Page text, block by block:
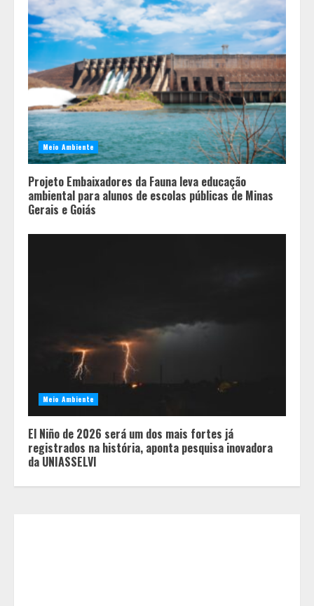
Meio Ambiente
Projeto Embaixadores da Fauna leva educação
ambiental para alunos de escolas públicas de Minas
Gerais e Goiás
Meio Ambiente
El Niño de 2026 será um dos mais fortes já
registrados na história, aponta pesquisa inovadora
da UNIASSELVI
Médicos Sem Fronteiras: a
situação do Ebola na República
Democrática do Congo é mais
crítica do que nunca
Eleições e economia: incertezas
políticas podem influenciar
investimentos e o consumo em